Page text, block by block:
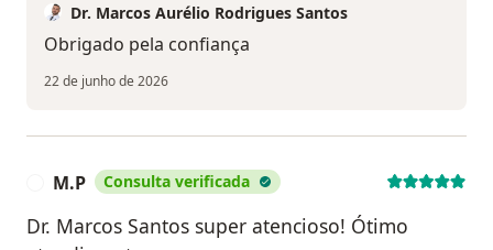
Dr. Marcos Aurélio Rodrigues Santos
Obrigado pela confiança
22 de junho de 2026
M.P Consulta verificada
Dr. Marcos Santos super atencioso! Ótimo